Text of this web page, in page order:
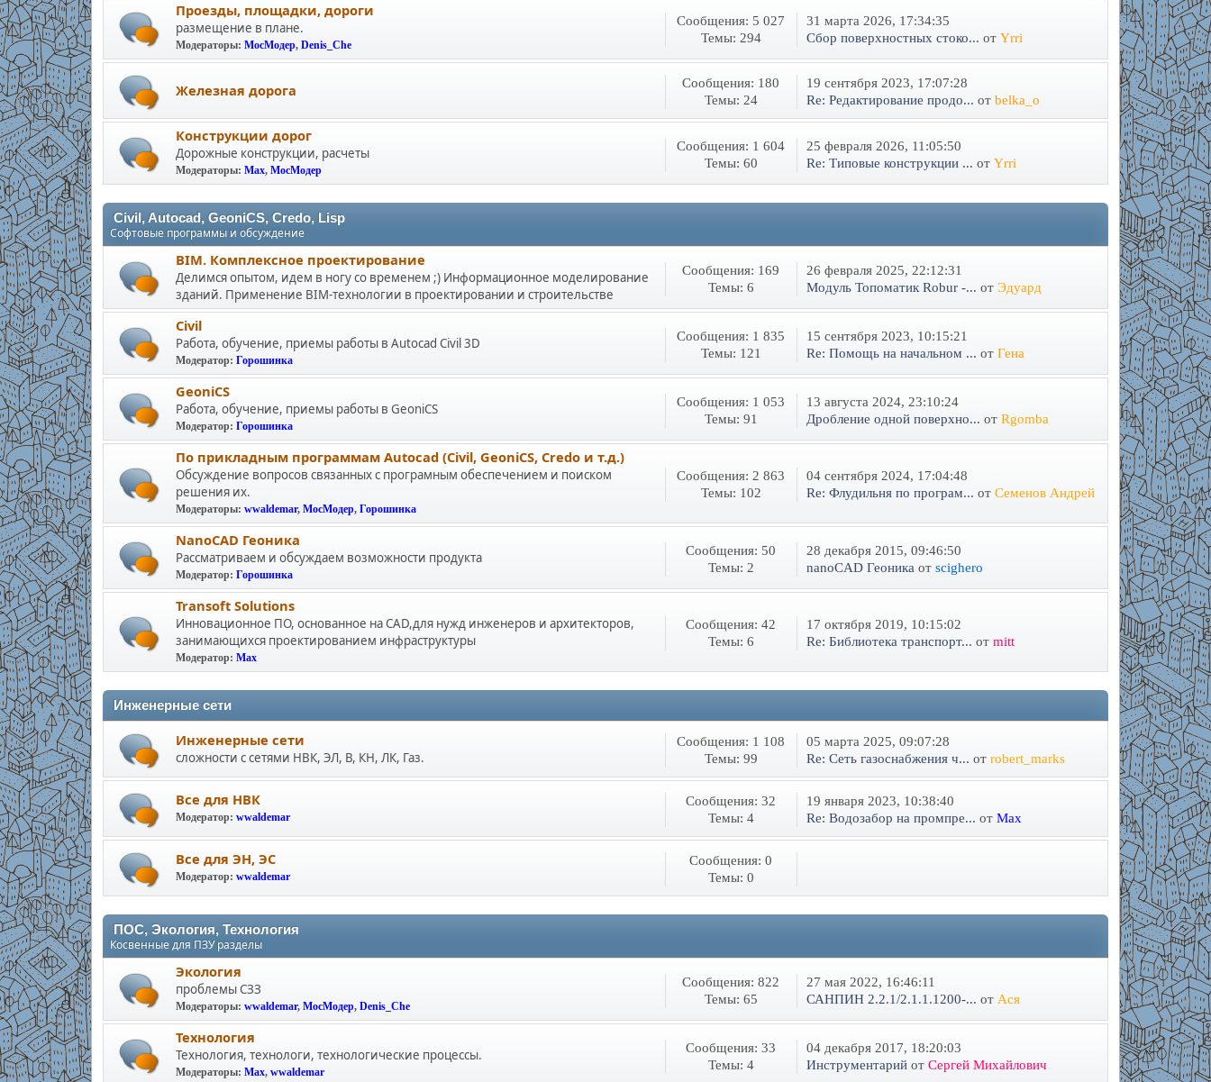
Проезды, площадки, дороги
размещение в плане.
Модераторы: МосМодер, Denis_Che
Сообщения: 5 027
Темы: 294
31 марта 2026, 17:34:35
Сбор поверхностных стоко... от Yrri
Железная дорога
Сообщения: 180
Темы: 24
19 сентября 2023, 17:07:28
Re: Редактирование продо... от belka_o
Конструкции дорог
Дорожные конструкции, расчеты
Модераторы: Max, МосМодер
Сообщения: 1 604
Темы: 60
25 февраля 2026, 11:05:50
Re: Типовые конструкции ... от Yrri
Civil, Autocad, GeoniCS, Credo, Lisp
Софтовые программы и обсуждение
BIM. Комплексное проектирование
Делимся опытом, идем в ногу со временем ;) Информационное моделирование
зданий. Применение BIM-технологии в проектировании и строительстве
Сообщения: 169
Темы: 6
26 февраля 2025, 22:12:31
Модуль Топоматик Robur -... от Эдуард
Civil
Работа, обучение, приемы работы в Autocad Civil 3D
Модератор: Горошинка
Сообщения: 1 835
Темы: 121
15 сентября 2023, 10:15:21
Re: Помощь на начальном ... от Гена
GeoniCS
Работа, обучение, приемы работы в GeoniCS
Модератор: Горошинка
Сообщения: 1 053
Темы: 91
13 августа 2024, 23:10:24
Дробление одной поверхно... от Rgomba
По прикладным программам Autocad (Civil, GeoniCS, Credo и т.д.)
Обсуждение вопросов связанных с програмным обеспечением и поиском
решения их.
Модераторы: wwaldemar, МосМодер, Горошинка
Сообщения: 2 863
Темы: 102
04 сентября 2024, 17:04:48
Re: Флудильня по програм... от Семенов Андрей
NanoCAD Геоника
Рассматриваем и обсуждаем возможности продукта
Модератор: Горошинка
Сообщения: 50
Темы: 2
28 декабря 2015, 09:46:50
nanoCAD Геоника от scighero
Transoft Solutions
Инновационное ПО, основанное на CAD,для нужд инженеров и архитекторов,
занимающихся проектированием инфраструктуры
Модератор: Max
Сообщения: 42
Темы: 6
17 октября 2019, 10:15:02
Re: Библиотека транспорт... от mitt
Инженерные сети
Инженерные сети
сложности с сетями НВК, ЭЛ, В, КН, ЛК, Газ.
Сообщения: 1 108
Темы: 99
05 марта 2025, 09:07:28
Re: Сеть газоснабжения ч... от robert_marks
Все для НВК
Модератор: wwaldemar
Сообщения: 32
Темы: 4
19 января 2023, 10:38:40
Re: Водозабор на промпре... от Max
Все для ЭН, ЭС
Модератор: wwaldemar
Сообщения: 0
Темы: 0
ПОС, Экология, Технология
Косвенные для ПЗУ разделы
Экология
проблемы СЗЗ
Модераторы: wwaldemar, МосМодер, Denis_Che
Сообщения: 822
Темы: 65
27 мая 2022, 16:46:11
САНПИН 2.2.1/2.1.1.1200-... от Ася
Технология
Технология, технологи, технологические процессы.
Модераторы: Max, wwaldemar
Сообщения: 33
Темы: 4
04 декабря 2017, 18:20:03
Инструментарийот Сергей Михайлович